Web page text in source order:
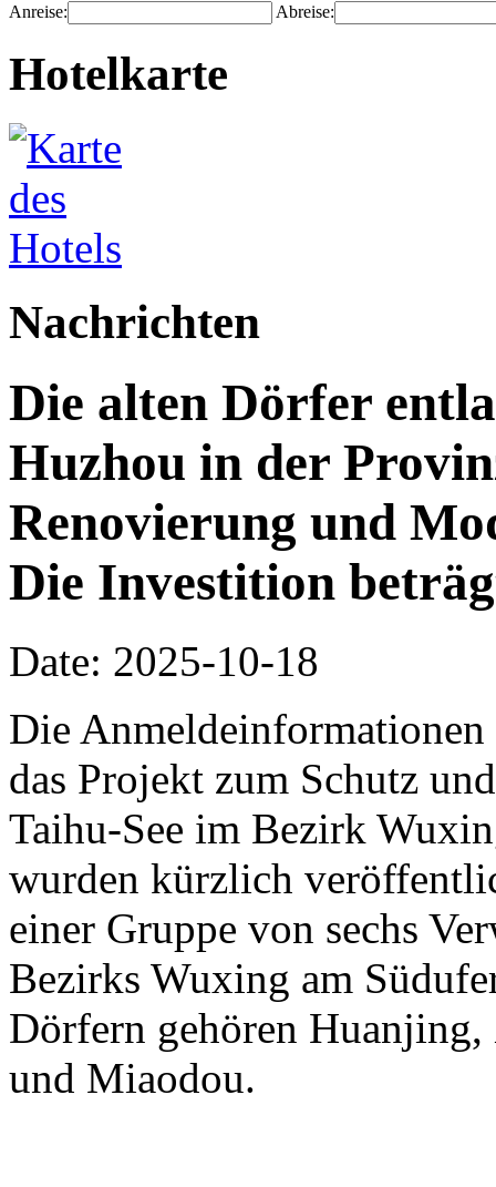
Anreise: Abreise:
Hotelkarte
Nachrichten
Die alten Dörfer
Huzhou in der
Renovierung und
Die Investition
Date: 2025-10-18
Die
das Projekt zum Schutz
Taihu-See im Bezirk
wurden kürzlich
einer Gruppe von sechs
Bezirks Wuxing am
Dörfern gehören
und Miaodou.